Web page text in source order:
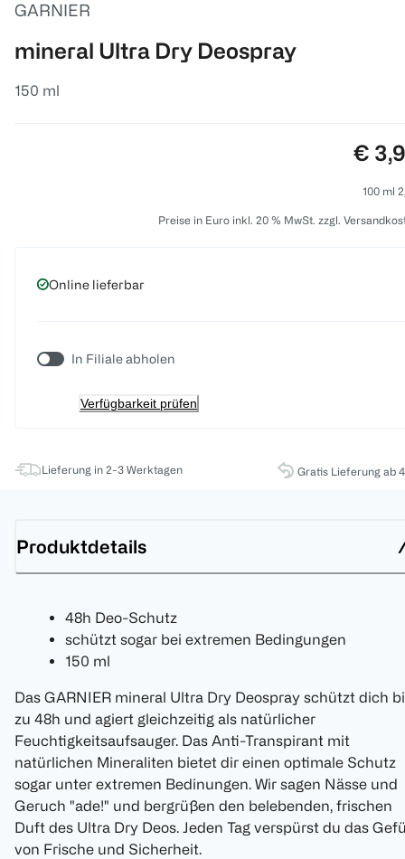
GARNIER
mineral Ultra Dry Deospray
150 ml
€
100 ml
Preise in Euro inkl. 20 % MwSt. zzgl.
Online lieferbar
In Filiale abholen
Verfügbarkeit prüfen
Lieferung in 2-3 Werktagen Gratis Lieferung ab
Produktdetails
48h Deo-Schutz
schützt sogar bei extremen Bedingungen
150 ml
Das GARNIER mineral Ultra Dry Deospray schützt dich
zu 48h und agiert gleichzeitig als natürlicher
Feuchtigkeitsaufsauger. Das Anti-Transpirant mit
natürlichen Mineraliten bietet dir einen optimale Schutz
sogar unter extremen Bedinungen. Wir sagen Nässe und
Geruch "ade!" und bergrüßen den belebenden, frischen
Duft des Ultra Dry Deos. Jeden Tag verspürst du das
von Frische und Sicherheit.